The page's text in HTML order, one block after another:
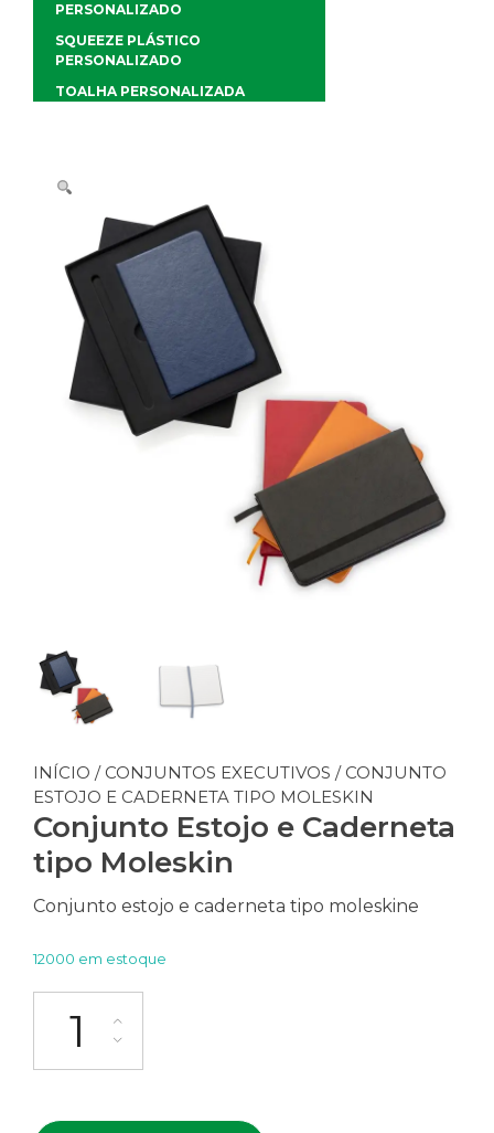
INÍCIO / CONJUNTOS EXECUTIVOS / CONJUNTO
ESTOJO E CADERNETA TIPO MOLESKIN
Conjunto Estojo e Caderneta
tipo Moleskin
Conjunto estojo e caderneta tipo moleskine
12000 em estoque
PERSONALIZADO
SQUEEZE PLÁSTICO
PERSONALIZADO
TOALHA PERSONALIZADA